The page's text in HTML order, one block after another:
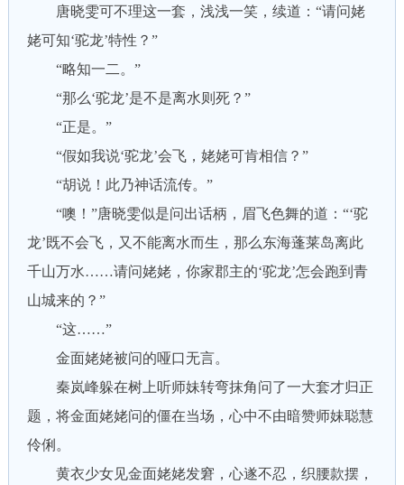
唐晓雯可不理这一套，浅浅一笑，续道：“请问姥
姥可知‘驼龙’特性？”
“略知一二。”
“那么‘驼龙’是不是离水则死？”
“正是。”
“假如我说‘驼龙’会飞，姥姥可肯相信？”
“胡说！此乃神话流传。”
“噢！”唐晓雯似是问出话柄，眉飞色舞的道：“‘驼
龙’既不会飞，又不能离水而生，那么东海蓬莱岛离此
千山万水……请问姥姥，你家郡主的‘驼龙’怎会跑到青
山城来的？”
“这……”
金面姥姥被问的哑口无言。
秦岚峰躲在树上听师妹转弯抹角问了一大套才归正
题，将金面姥姥问的僵在当场，心中不由暗赞师妹聪慧
伶俐。
黄衣少女见金面姥姥发窘，心遂不忍，织腰款摆，